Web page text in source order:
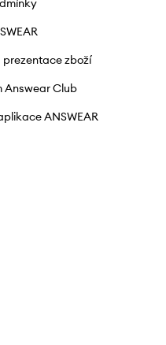
prezentace zboží
Answear Club
ANSWEAR